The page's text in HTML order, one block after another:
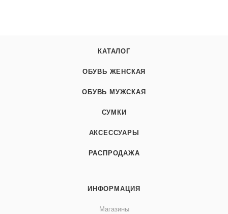
КАТАЛОГ
ОБУВЬ ЖЕНСКАЯ
ОБУВЬ МУЖСКАЯ
СУМКИ
АКСЕССУАРЫ
РАСПРОДАЖА
ИНФОРМАЦИЯ
Магазины